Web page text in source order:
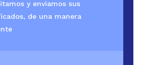
y enviamos sus
de una manera